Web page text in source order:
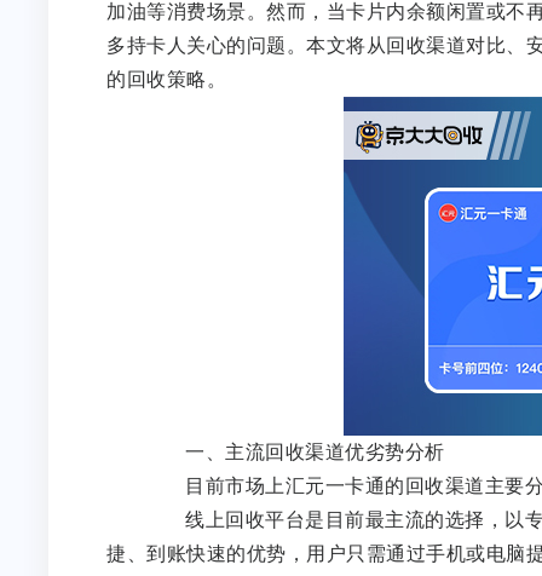
加油等消费场景。然而，当卡片内余额闲置或不
多持卡人关心的问题。本文将从回收渠道对比、
的回收策略。
一、主流回收渠道优劣势分析
目前市场上汇元一卡通的回收渠道主要分
线上回收平台是目前最主流的选择，以专
捷、到账快速的优势，用户只需通过手机或电脑